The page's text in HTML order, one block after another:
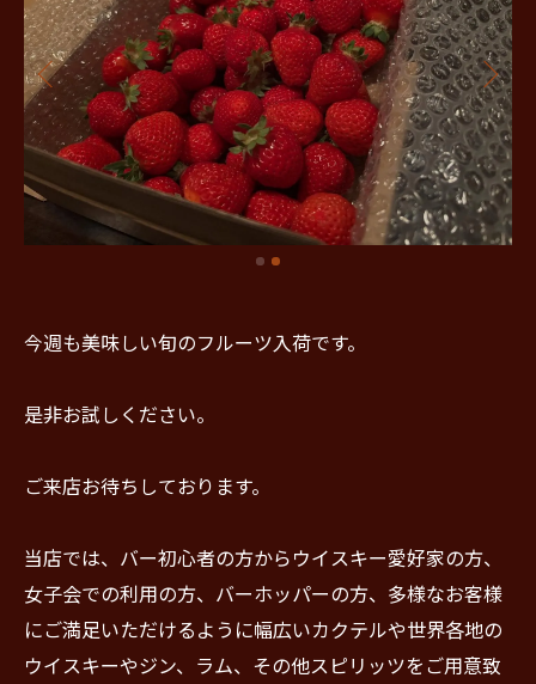
今週も美味しい旬のフルーツ入荷です。
是非お試しください。
ご来店お待ちしております。
当店では、バー初心者の方からウイスキー愛好家の方、
女子会での利用の方、バーホッパーの方、多様なお客様
にご満足いただけるように幅広いカクテルや世界各地の
ウイスキーやジン、ラム、その他スピリッツをご用意致